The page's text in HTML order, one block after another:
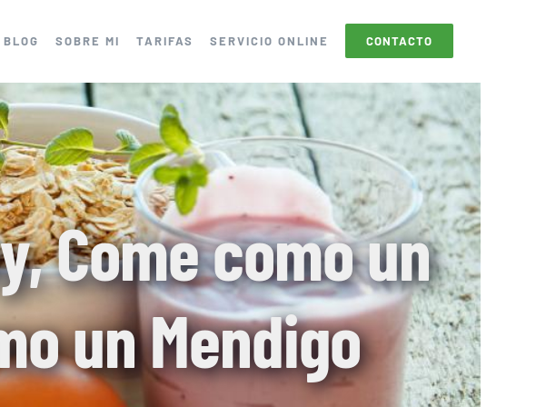
BLOG SOBRE MI TARIFAS SERVICIO ONLINE CONTACTO
Come como un
un Mendigo